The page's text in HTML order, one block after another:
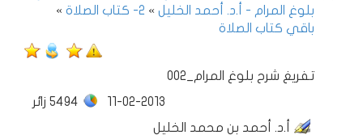
بلوغ المرام - أ.د. أحمد الخليل » 2- كتاب الصلاة
»
باقي كتاب الصلاة
002_تفريغ شرح بلوغ المرام
5494 زائر
11-02-2013
أ.د. أحمد بن محمد الخليل